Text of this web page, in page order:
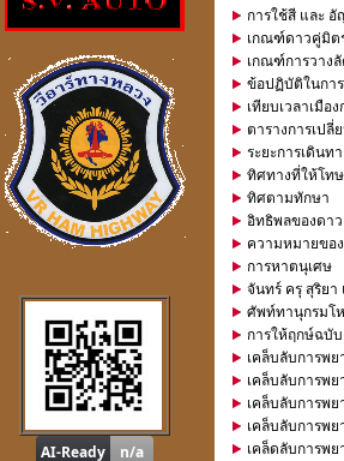
ราคา 300บาท
โปรแกรมดูดวงจีน2ภาษา
windows mobile
โปรแกรมดวงจีน
"รู้หนึ่ง-รู้หมด"
ดูดวง,หาฤกษ์ด้วยตนเอง
การใช้สี และ
เกณฑ์ดาวคู่มิต
เกณฑ์การวาง
ข้อปฏิบัติในกา
เทียบเวลาเมือ
ตารางการเปลี่
ระยะการเดินท
ทิศทางที่ให้โท
ทิศตามทักษา
อิทธิพลของดา
ความหมายขอ
การหาตนุเศษ
จันทร์ ครุ สุริย
ศัพท์ทานุกรมโ
การให้ฤกษ์ฉบั
เคล็บลับการพย
เคล็บลับการพย
เคล็บลับการพย
เคล็บลับการพย
เคล็ดลับการพย